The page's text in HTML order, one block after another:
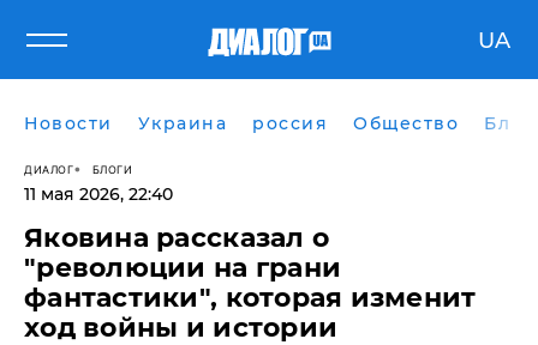
UA
Новости Украина россия Общество
ДИАЛОГ БЛОГИ
11 мая 2026, 22:40
Яковина рассказал о
"революции на грани
фантастики", которая изменит
ход войны и истории